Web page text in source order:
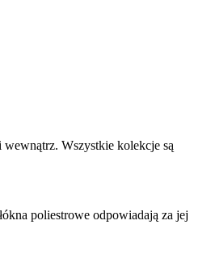
wewnątrz. Wszystkie kolekcje są
poliestrowe odpowiadają za jej